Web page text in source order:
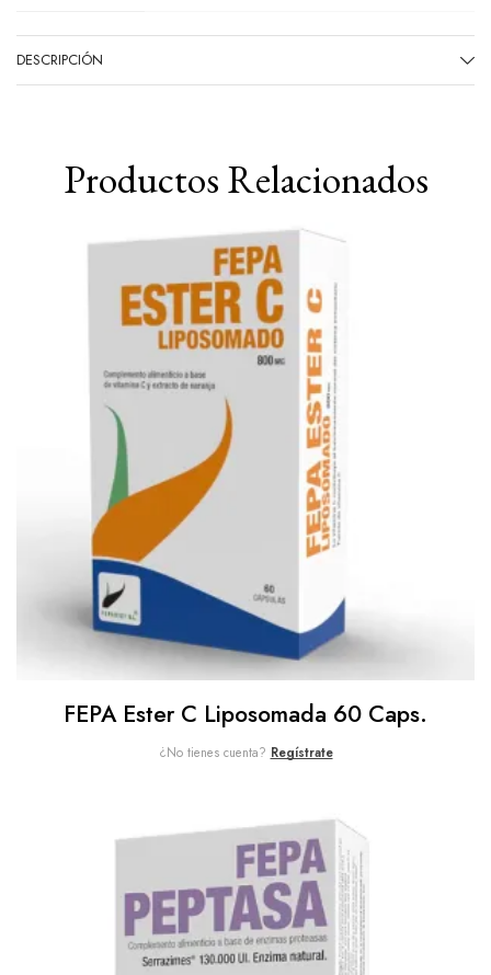
DESCRIPCIÓN
Productos Relacionados
FEPA Ester C Liposomada 60 Caps.
¿No tienes cuenta? Regístrate